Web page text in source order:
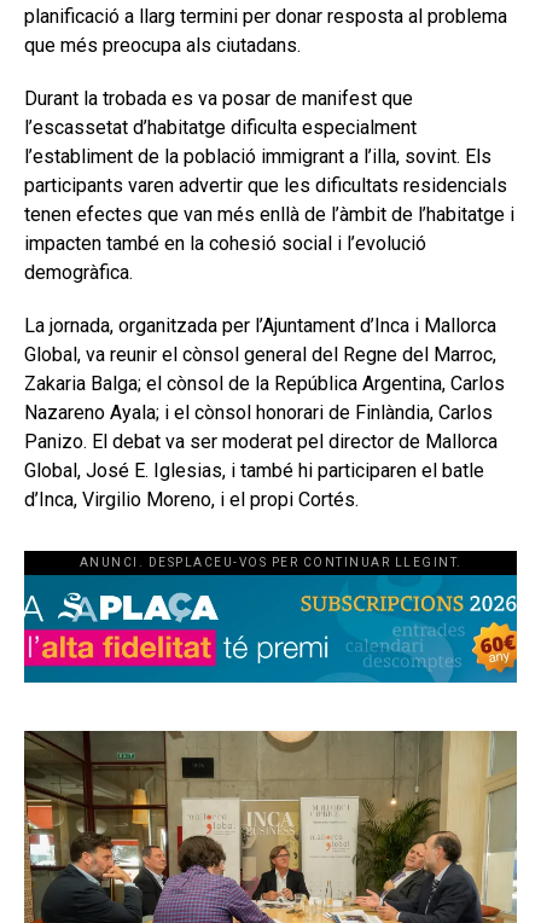
planificació a llarg termini per donar resposta al problema
que més preocupa als ciutadans.
Durant la trobada es va posar de manifest que
l’escassetat d’habitatge dificulta especialment
l’establiment de la població immigrant a l’illa, sovint. Els
participants varen advertir que les dificultats residencials
tenen efectes que van més enllà de l’àmbit de l’habitatge i
impacten també en la cohesió social i l’evolució
demogràfica.
La jornada, organitzada per l’Ajuntament d’Inca i Mallorca
Global, va reunir el cònsol general del Regne del Marroc,
Zakaria Balga; el cònsol de la República Argentina, Carlos
Nazareno Ayala; i el cònsol honorari de Finlàndia, Carlos
Panizo. El debat va ser moderat pel director de Mallorca
Global, José E. Iglesias, i també hi participaren el batle
d’Inca, Virgilio Moreno, i el propi Cortés.
ANUNCI. DESPLACEU-VOS PER CONTINUAR LLEGINT.